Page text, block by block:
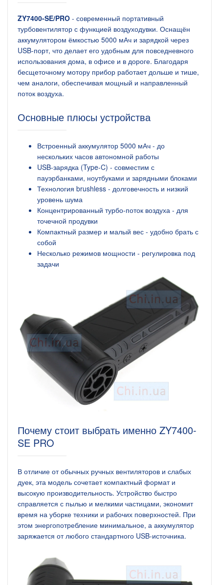
ZY7400-SE/PRO - современный портативный
турбовентилятор с функцией воздуходувки. Оснащён
аккумулятором ёмкостью 5000 мАч и зарядкой через
USB-порт, что делает его удобным для повседневного
использования дома, в офисе и в дороге. Благодаря
бесщеточному мотору прибор работает дольше и тише,
чем аналоги, обеспечивая мощный и направленный
поток воздуха.
Основные плюсы устройства
Встроенный аккумулятор 5000 мАч - до
нескольких часов автономной работы
USB-зарядка (Type-C) - совместим с
пауэрбанками, ноутбуками и зарядными блоками
Технология brushless - долговечность и низкий
уровень шума
Концентрированный турбо-поток воздуха - для
точечной продувки
Компактный размер и малый вес - удобно брать с
собой
Несколько режимов мощности - регулировка под
задачи
Почему стоит выбрать именно ZY7400-
SE PRO
В отличие от обычных ручных вентиляторов и слабых
дуек, эта модель сочетает компактный формат и
высокую производительность. Устройство быстро
справляется с пылью и мелкими частицами, экономит
время на уборке техники и рабочих поверхностей. При
этом энергопотребление минимальное, а аккумулятор
заряжается от любого стандартного USB-источника.